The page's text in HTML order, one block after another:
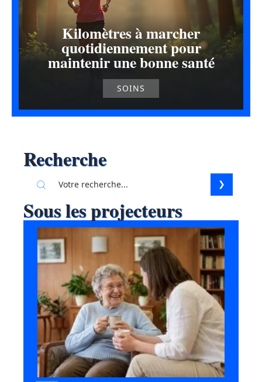
Kilomètres à marcher
quotidiennement pour
maintenir une bonne santé
SOINS
Recherche
Sous les projecteurs